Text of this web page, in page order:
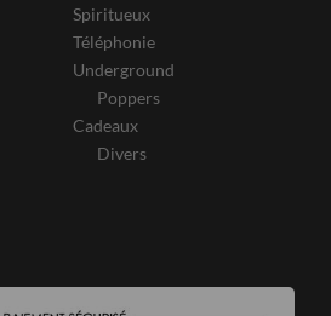
Spiritueux
Téléphonie
Underground
Poppers
Cadeaux
Divers